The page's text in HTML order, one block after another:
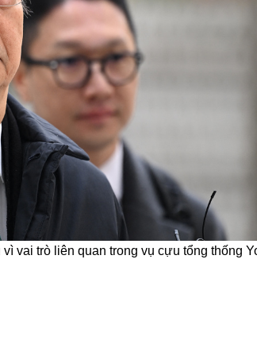
vai trò liên quan trong vụ cựu tổng thống